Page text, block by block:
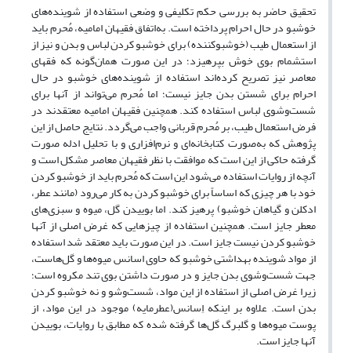
تحقیق حاضر به بررسی حکم تکلیفی و وضعی استفاده از شوینده‌های
خوشبو در حال احرام پرداخته است. به‌اتفاق فقیهان امامیه، مُحرم باید
از استعمال طیب (خوشبوکننده) برای خوشبو کردن لباس و بدن و نیز از
استشمام بوی خوش بپرهیزد؛ در این صورت همان‌گونه که فقهای
معاصر نیز تصریح کرده‌‌اند استفاده از شوینده‌های خوشبو در حال
احرام برای شستن بدن جایز نیست؛ اما مُحرم می‌تواند از آنها برای
شست‌وشوی لباس استفاده کند. همچنین فقیهان امامیه معتقدند در
فرض استعمال طیب، بر مُحرم قربانی واجب می‌گردد. نتایج حاصل از این
پژوهش که به‌صورت کتابخانه‌ای و نرم‌افزاری و با تحلیل ادله صورت
گرفته حاکی از این است که موافقت با نظر فقیهان معاصر مشکل است و
آنچه از روایات استفاده می‌شود این است که مُحرم باید از خوشبو کردن
خود با هر چیزی که اساساً برای خوشبو کردن به کار می‌رود (مانند عطر،
ادکلن و گیاهان خوشبو) پرهیز کند. اما بوییدن گل، میوه و سبزی‌های
معطر جایز است. همچنین استفاده از چیزهایی که غرض اصلی از آنها
خوشبو کردن نیست جایز است. در این صورت باید معتقد شد استفاده
از مواد شوینده بهداشتی خوشبو که حاوی اسانس میوه‌ها و گل‌هاست،
جهت شست‌وشوی بدن جایز و در صورت داشتن بوی تند مکروه است؛
زیرا غرض اصلی از استفاده از این مواد، شست‌وشو و نه خوشبو کردن
بدن است. علاوه بر اینکه اِسانس(عطرمایه) موجود در این مواد، از
پوست میوه‌ها و گلبرگ گل‌ها گرفته‌ شده که مطابق با روایات، بوییدن
آنها جایز است.